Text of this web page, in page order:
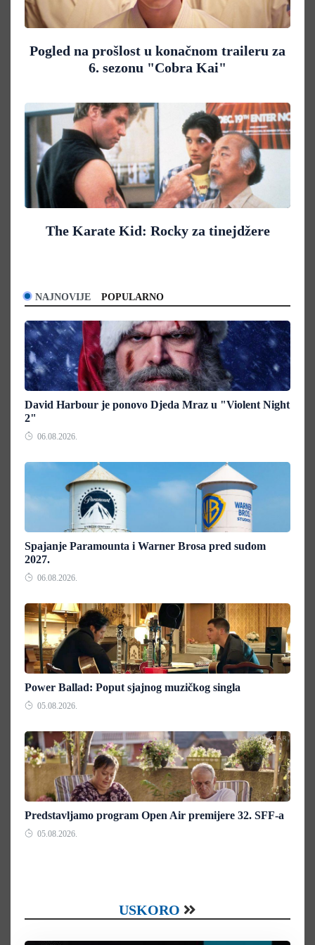
Pogled na prošlost u konačnom traileru za
6. sezonu "Cobra Kai"
The Karate Kid: Rocky za tinejdžere
NAJNOVIJE POPULARNO
David Harbour je ponovo Djeda Mraz u "Violent Night
2"
06.08.2026.
Spajanje Paramounta i Warner Brosa pred sudom
2027.
06.08.2026.
Power Ballad: Poput sjajnog muzičkog singla
05.08.2026.
Predstavljamo program Open Air premijere 32. SFF-a
05.08.2026.
USKORO